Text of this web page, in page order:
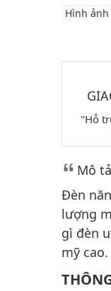
Hình ảnh
"Hỗ
Mô
Đèn
lượng
gì đèn
mỹ cao.